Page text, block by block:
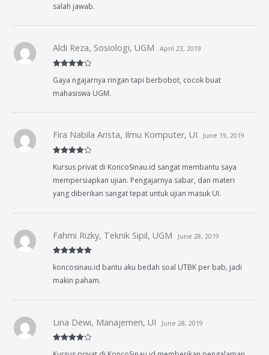
salah jawab.
out of 5
Aldi Reza, Sosiologi, UGM April 23, 2019
Gaya ngajarnya ringan tapi berbobot, cocok buat
mahasiswa UGM.
out of 5
Fira Nabila Arista, Ilmu Komputer, UI June 19, 2019
Kursus privat di KoncoSinau.id sangat membantu saya
mempersiapkan ujian. Pengajarnya sabar, dan materi
yang diberikan sangat tepat untuk ujian masuk UI.
of 5
Fahmi Rizky, Teknik Sipil, UGM June 28, 2019
koncosinau.id bantu aku bedah soal UTBK per bab, jadi
makin paham.
Lina Dewi, Manajemen, UI June 28, 2019